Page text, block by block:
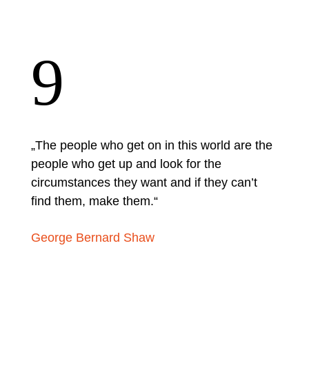
9
„The people who get on in this world are the
people who get up and look for the
circumstances they want and if they can’t
find them, make them.“
George Bernard Shaw